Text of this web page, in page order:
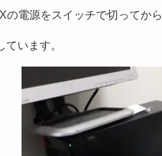
の電源をスイッチで切ってから
います。